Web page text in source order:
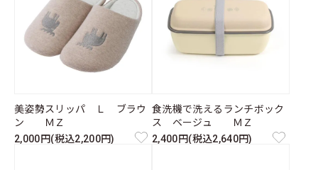
美姿勢スリッパ Ｌ ブラウ
ン ＭＺ
2,000円(税込2,200円)
食洗機で洗えるランチボック
ス ベージュ ＭＺ
2,400円(税込2,640円)